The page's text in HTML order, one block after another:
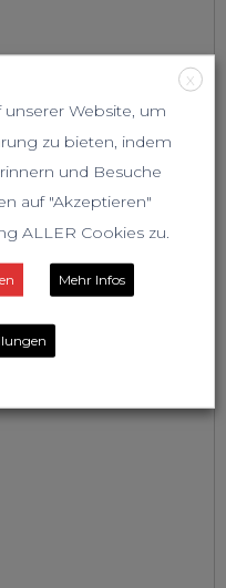
X
Website, um
zu bieten, indem
und Besuche
auf "Akzeptieren"
ALLER Cookies zu.
Mehr Infos